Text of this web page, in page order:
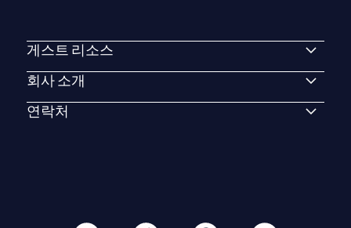
게스트 리소스
회사 소개
연락처